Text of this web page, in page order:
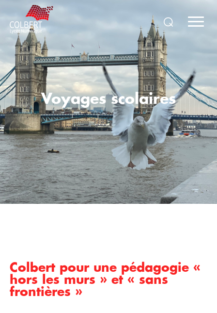
Voyages scolaires
Colbert pour une pédagogie «
hors les murs » et « sans
frontières »